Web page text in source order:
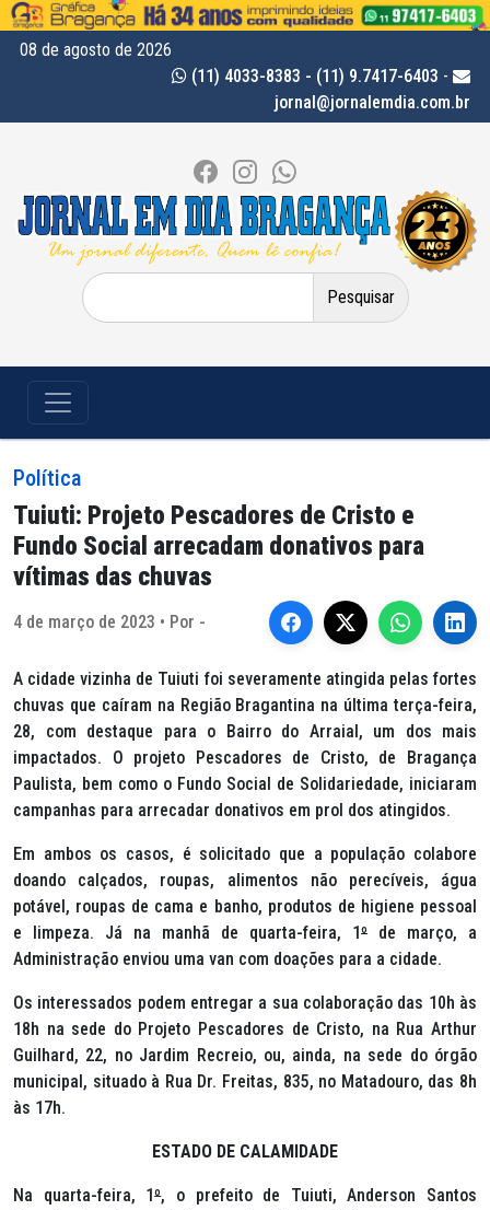
08 de agosto de 2026
(11) 4033-8383 - (11) 9.7417-6403 -
jornal@jornalemdia.com.br
Pesquisar
por:
Política
Tuiuti: Projeto Pescadores de Cristo e
Fundo Social arrecadam donativos para
vítimas das chuvas
4 de março de 2023 • Por -
A cidade vizinha de Tuiuti foi severamente atingida pelas fortes
chuvas que caíram na Região Bragantina na última terça-feira,
28, com destaque para o Bairro do Arraial, um dos mais
impactados. O projeto Pescadores de Cristo, de Bragança
Paulista, bem como o Fundo Social de Solidariedade, iniciaram
campanhas para arrecadar donativos em prol dos atingidos.
Em ambos os casos, é solicitado que a população colabore
doando calçados, roupas, alimentos não perecíveis, água
potável, roupas de cama e banho, produtos de higiene pessoal
e limpeza. Já na manhã de quarta-feira, 1º de março, a
Administração enviou uma van com doações para a cidade.
Os interessados podem entregar a sua colaboração das 10h às
18h na sede do Projeto Pescadores de Cristo, na Rua Arthur
Guilhard, 22, no Jardim Recreio, ou, ainda, na sede do órgão
municipal, situado à Rua Dr. Freitas, 835, no Matadouro, das 8h
às 17h.
ESTADO DE CALAMIDADE
Na quarta-feira, 1º, o prefeito de Tuiuti, Anderson Santos